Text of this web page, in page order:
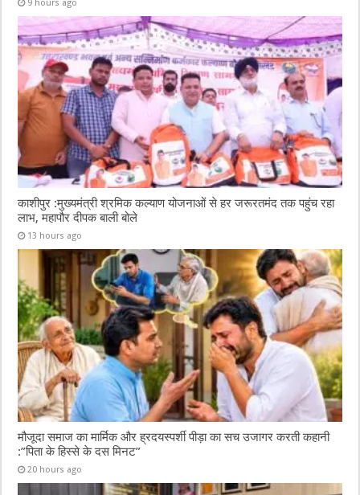
9 hours ago
काशीपुर :मुख्यमंत्री श्रमिक कल्याण योजनाओं से हर जरूरतमंद तक पहुंच रहा
लाभ, महापौर दीपक बाली बोले
13 hours ago
मौजूदा समाज का मार्मिक और ह्रदयस्पर्शी पीड़ा का सच उजागर करती कहानी
:”पिता के हिस्से के दस मिनट”
20 hours ago